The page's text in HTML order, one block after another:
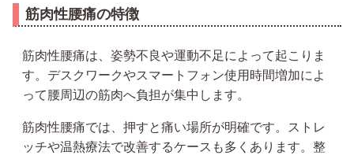
筋肉性腰痛の特徴
筋肉性腰痛は、姿勢不良や運動不足によって起こりま
す。デスクワークやスマートフォン使用時間増加によ
って腰周辺の筋肉へ負担が集中します。
筋肉性腰痛では、押すと痛い場所が明確です。ストレ
ッチや温熱療法で改善するケースも多くあります。整